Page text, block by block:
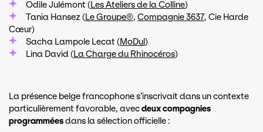
Odile Julémont (Les Ateliers de la Colline)
Tania Hansez (Le Groupe®, Compagnie 3637, Cie Harde
Cœur)
Sacha Lampole Lecat (MoDul)
Lina David (La Charge du Rhinocéros)
La présence belge francophone s’inscrivait dans un contexte
particulièrement favorable, avecdeux compagnies
programméesdans la sélection officielle :